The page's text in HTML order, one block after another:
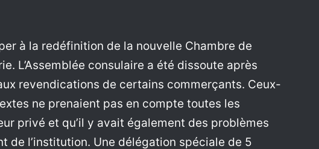
à la redéfinition de la nouvelle Chambre de
L’Assemblée consulaire a été dissoute après
revendications de certains commerçants. Ceux-
ne prenaient pas en compte toutes les
privé et qu’il y avait également des problèmes
de l’institution. Une délégation spéciale de 5